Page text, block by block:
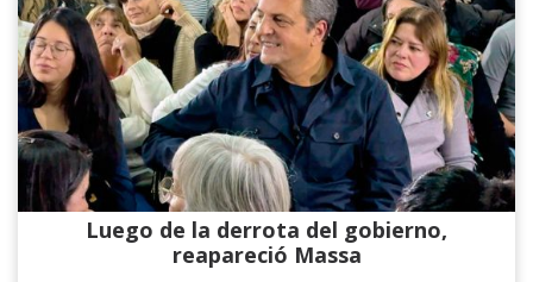
Luego de la derrota del gobierno,
reapareció Massa